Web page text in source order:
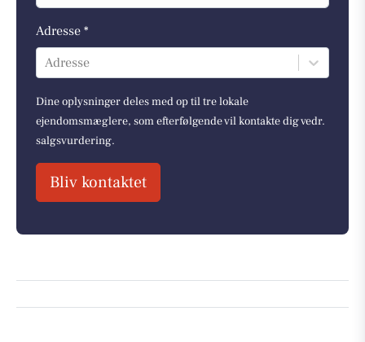
Adresse *
Adresse
Dine oplysninger deles med op til tre lokale
ejendomsmæglere, som efterfølgende vil kontakte dig vedr.
salgsvurdering.
Bliv kontaktet